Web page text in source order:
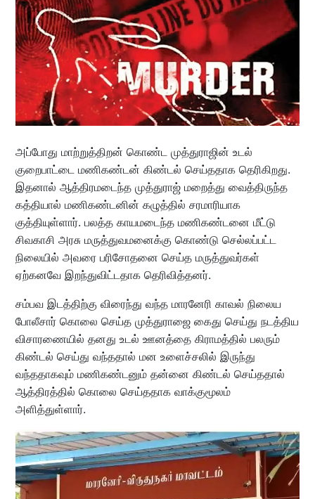
அப்போது மாற்றுத்திறன் கொண்ட முத்துராஜின் உடல்
குறைபாட்டை மணிகண்டன் கிண்டல் செய்ததாக தெரிகிறது.
இதனால் ஆத்திரமடைந்த முத்துராஜ் மறைத்து வைத்திருந்த
கத்தியால் மணிகண்டனின் கழுத்தில் சரமாரியாக
குத்தியுள்ளார். பலத்த காயமடைந்த மணிகண்டனை மீட்டு
சிவகாசி அரசு மருத்துவமனைக்கு கொண்டு செல்லப்பட்ட
நிலையில் அவரை பரிசோதனை செய்த மருத்துவர்கள்
ஏற்கனவே இறந்துவிட்டதாக தெரிவித்தனர்.
சம்பவ இடத்திற்கு விரைந்து வந்த மாரனேரி காவல் நிலைய
போலீசார் கொலை செய்த முத்துராஜை கைது செய்து நடத்திய
விசாரணையில் தனது உடல் ஊனத்தை கிராமத்தில் பலரும்
கிண்டல் செய்து வந்ததால் மன உளைச்சலில் இருந்து
வந்ததாகவும் மணிகண்டனும் தன்னை கிண்டல் செய்ததால்
ஆத்திரத்தில் கொலை செய்ததாக வாக்குமூலம்
அளித்துள்ளார்.